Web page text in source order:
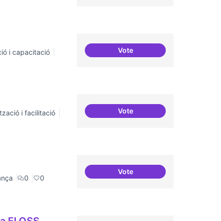
i capacitació
VoteCursos de podcast i twitch
i facilitació
VoteILP Drets Digitals
0 0
VoteActividades vinculadas a la